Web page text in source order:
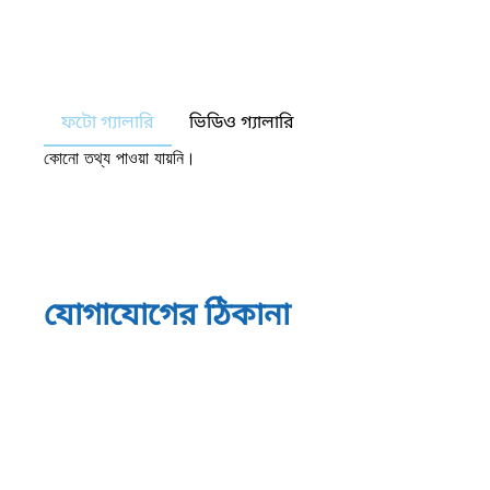
ফটো গ্যালারি ভিডিও গ্যালারি
কোনো তথ্য পাওয়া যায়নি।
যোগাযোগের ঠিকানা